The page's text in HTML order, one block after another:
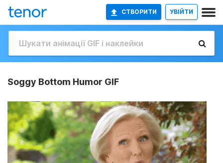
СТВОРИТИ УВІЙТИ
Soggy Bottom Humor GIF